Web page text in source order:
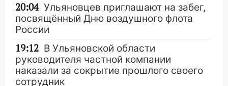
20:04 Ульяновцев приглашают на забег,
посвящённый Дню воздушного флота
России
19:12 В Ульяновской области
руководителя частной компании
наказали за сокрытие прошлого своего
сотрудник